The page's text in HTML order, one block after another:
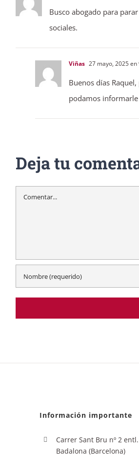
Busco abogado para
sociales.
Viñas 27 mayo, 2025 en
Buenos días
podamos
Deja tu
Comentar
Información importante
Carrer Sant Bru nº 2 entl.
Badalona (Barcelona)